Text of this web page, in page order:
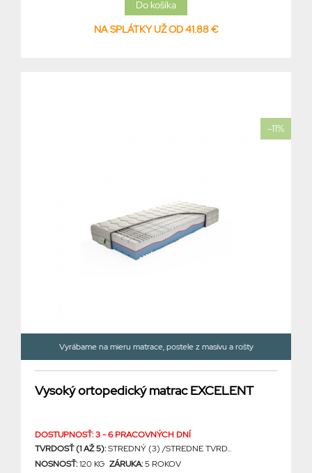
NA SPLÁTKY UŽ OD 41.88 €
-11%
Vyrábame na mieru matrace, postele z masívu a rošty
Vysoký ortopedický matrac EXCELENT
DOSTUPNOSŤ: 3 - 6 PRACOVNÝCH DNÍ
TVRDOSŤ (1 AŽ 5):STREDNÝ (3) /STREDNE TVRD...
NOSNOSŤ:120 KG ZÁRUKA:5 ROKOV